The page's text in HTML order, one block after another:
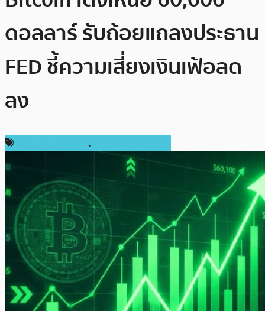
ดอลลาร์ รับถ้อยแถลงประธาน
FED ชี้ความเสี่ยงเงินเฟ้อลด
ลง
,